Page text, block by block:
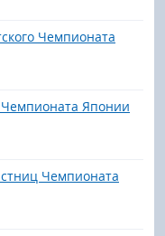
Чемпионата
Чемпионата Японии
Чемпионата